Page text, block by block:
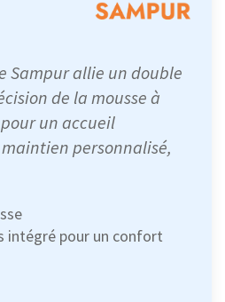
Sampur allie un double
de la mousse à
un accueil
personnalisé,
intégré pour un confort